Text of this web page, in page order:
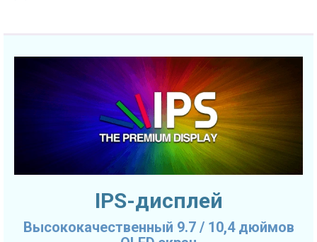
IPS-дисплей
Высококачественный 9.7 / 10,4 дюймов